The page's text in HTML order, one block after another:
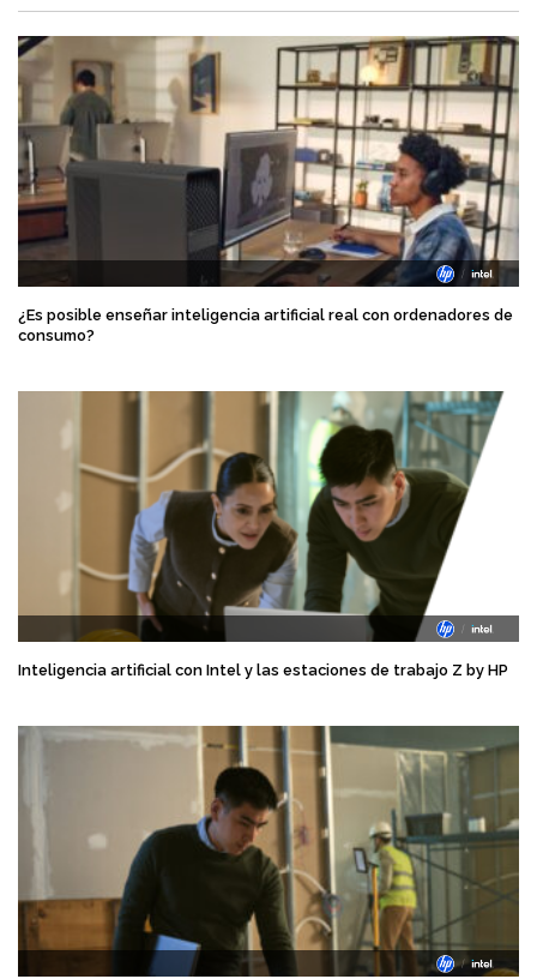
¿Es posible enseñar inteligencia artificial real con ordenadores de
consumo?
Inteligencia artificial con Intel y las estaciones de trabajo Z by HP